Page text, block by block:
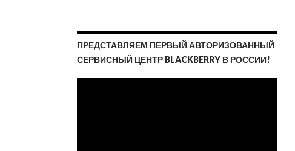
ПРЕДСТАВЛЯЕМ ПЕРВЫЙ АВТОРИЗОВАННЫЙ
СЕРВИСНЫЙ ЦЕНТР BLACKBERRY В РОССИИ!